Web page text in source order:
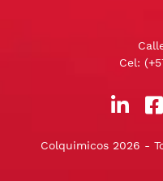
Cel:
Colquimicos 2026 -